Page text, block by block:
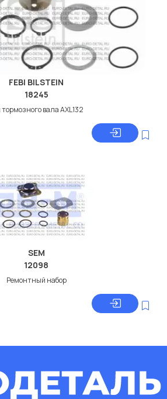
FEBI BILSTEIN
18245
вала AXL132
SEM
12098
Ремонтный набор